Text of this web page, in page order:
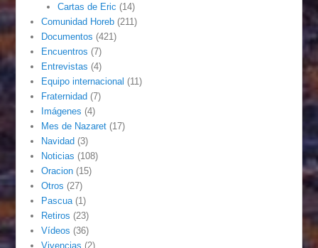
Cartas de Eric (14)
Comunidad Horeb (211)
Documentos (421)
Encuentros (7)
Entrevistas (4)
Equipo internacional (11)
Fraternidad (7)
Imágenes (4)
Mes de Nazaret (17)
Navidad (3)
Noticias (108)
Oracion (15)
Otros (27)
Pascua (1)
Retiros (23)
Vídeos (36)
Vivencias (2)